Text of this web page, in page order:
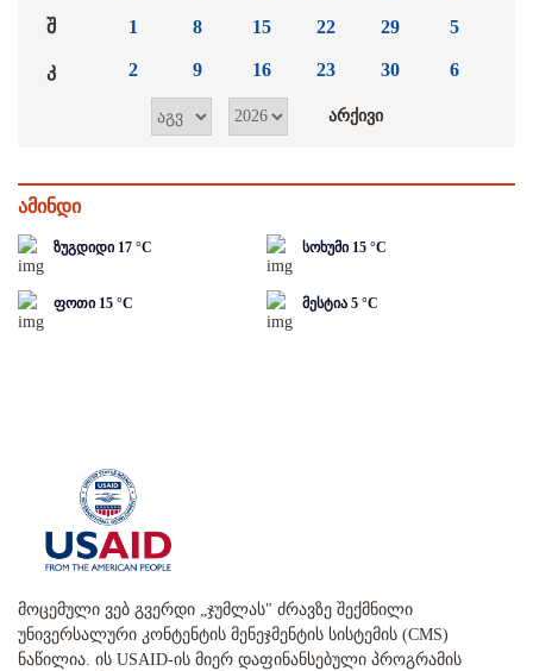
შ
კ
1
2
8
9
15
16
22
23
29
30
5
6
ამინდი
ზუგდიდი 17 °C სოხუმი 15 °C
ფოთი 15 °C მესტია 5 °C
მოცემული ვებ გვერდი „ჯუმლას" ძრავზე შექმნილი
უნივერსალური კონტენტის მენეჯმენტის სისტემის (CMS)
ნაწილია. ის USAID-ის მიერ დაფინანსებული პროგრამის